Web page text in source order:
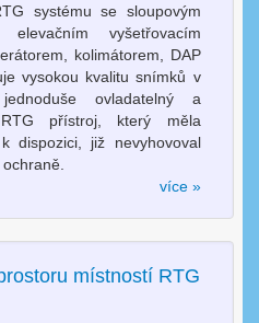
systému se sloupovým
elevačním vyšetřovacím
kolimátorem, DAP
vysokou kvalitu snímků v
ovladatelný a
přístroj, který měla
dispozici, již nevyhovoval
více »
místností RTG